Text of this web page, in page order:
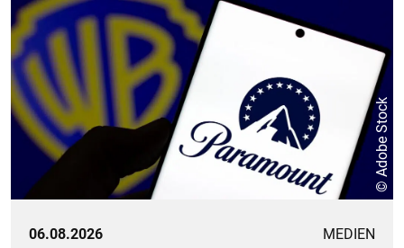
© Adobe Stock
06.08.2026 MEDIEN